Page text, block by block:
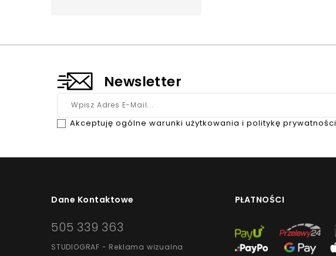
Newsletter
Akceptuję ogólne warunki użytkowania i politykę prywatności
Dane Kontaktowe
505 339 363
STUDIOGRAF - Reklama wizualna
PŁATNOŚCI